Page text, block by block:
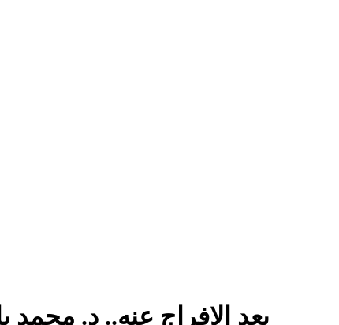
بعد الإفراج عنه.. د.